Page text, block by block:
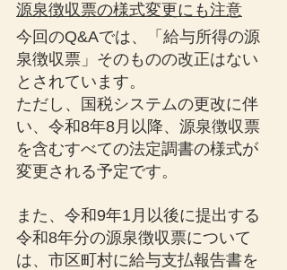
源泉徴収票の様式変更にも注意
今回のQ&Aでは、「給与所得の源
泉徴収票」そのものの改正はない
とされています。
ただし、国税システムの更改に伴
い、令和8年8月以降、源泉徴収票
を含むすべての法定調書の様式が
変更される予定です。
また、令和9年1月以後に提出する
令和8年分の源泉徴収票について
は、市区町村に給与支払報告書を